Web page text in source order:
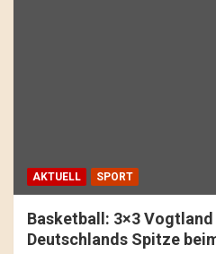
AKTUELL SPORT
Basketball: 3×3
Deutschlands Spitze